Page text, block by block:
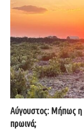
Αύγουστος: Μήπως η
πρωινά;